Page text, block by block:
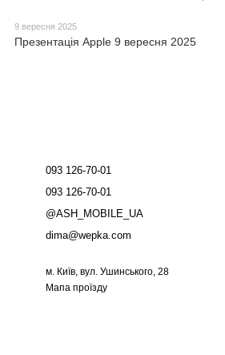
9 вересня 2025
Презентація Apple 9 вересня 2025
093 126-70-01
093 126-70-01
@ASH_MOBILE_UA
dima@wepka.com
м. Київ, вул. Ушинського, 28
Мапа проїзду